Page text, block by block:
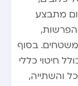
מתבצע
הפרשות,
משטחים. בסוף
חיטוי כללי
והשתייה,